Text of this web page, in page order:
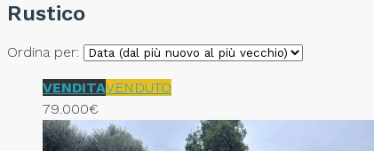
Rustico
Ordina per:
VENDITAVENDUTO
79.000€